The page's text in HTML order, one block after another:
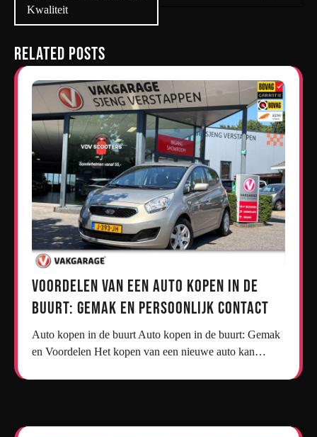
Kwaliteit
Related Posts
Voordelen van een Auto Kopen in de
Buurt: Gemak en Persoonlijk Contact
Auto kopen in de buurt Auto kopen in de buurt: Gemak
en Voordelen Het kopen van een nieuwe auto kan…